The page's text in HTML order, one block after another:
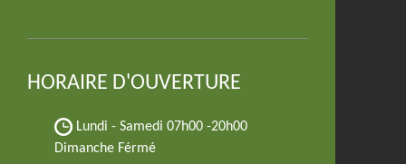
HORAIRE D'OUVERTURE
Lundi - Samedi 07h00 -20h00
Dimanche Férmé